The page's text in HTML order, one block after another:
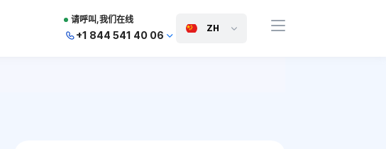
请呼叫,我们在线
+1 844 541 40 06
ZH